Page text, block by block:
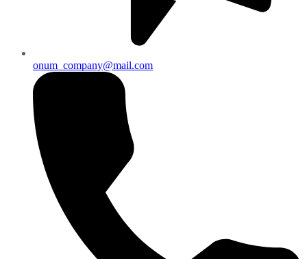
onum_company@mail.com